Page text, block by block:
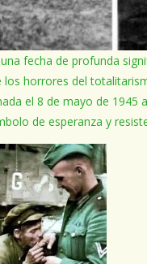
fecha de profunda
horrores del
el 8 de mayo de 1945
de esperanza y